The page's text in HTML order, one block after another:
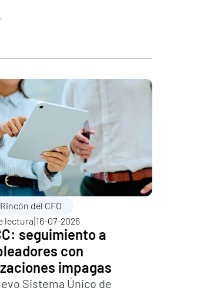
del CFO
lectura|16-07-2026
seguimiento a
con
impagas
Sistema Único de